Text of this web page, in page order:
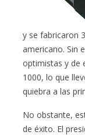
y se fabricaron
americano. Sin
optimistas y de
1000, lo que
quiebra a las
No obstante,
de éxito. El